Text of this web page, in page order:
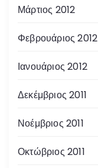
Μάρτιος 2012
Φεβρουάριος 2012
Ιανουάριος 2012
Δεκέμβριος 2011
Νοέμβριος 2011
Οκτώβριος 2011